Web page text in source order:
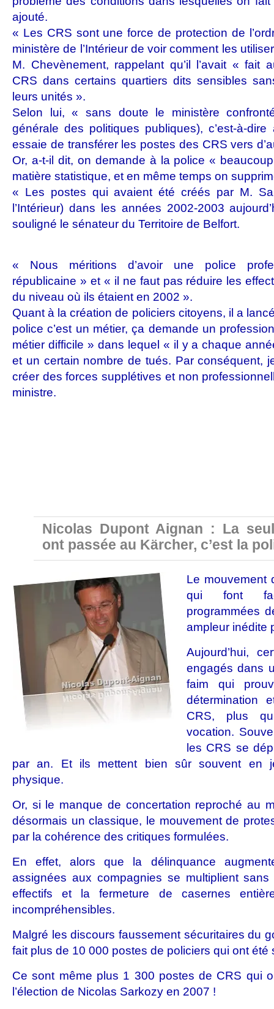
ajouté.
« Les CRS sont une force de protection de
ministère de l’Intérieur de voir comment les
M. Chevènement, rappelant qu’il l’avait « fait
CRS dans certains quartiers dits sensibles
leurs unités ».
Selon lui, « sans doute le ministère
générale des politiques publiques), c’est-à-
essaie de transférer les postes des CRS vers
Or, a-t-il dit, on demande à la police «
matière statistique, et en même temps on
« Les postes qui avaient été créés par M.
l’Intérieur) dans les années 2002-2003
souligné le sénateur du Territoire de Belfort.
« Nous méritions d’avoir une police
républicaine » et « il ne faut pas réduire les
du niveau où ils étaient en 2002 ».
Quant à la création de policiers citoyens, il a
police c’est un métier, ça demande un
métier difficile » dans lequel « il y a chaque
et un certain nombre de tués. Par conséquent,
créer des forces supplétives et non
ministre.
Nicolas Dupont Aignan : La
ont passée au Kärcher, c’est la
Le mouvement
qui font
programmées
ampleur inédite
Aujourd’hui,
engagés dans
faim qui
détermination
CRS, plus
vocation.
les CRS se
par an. Et ils mettent bien sûr souvent en
physique.
Or, si le manque de concertation reproché au
désormais un classique, le mouvement de
par la cohérence des critiques formulées.
En effet, alors que la délinquance
assignées aux compagnies se multiplient
effectifs et la fermeture de casernes
incompréhensibles.
Malgré les discours faussement sécuritaires du
fait plus de 10 000 postes de policiers qui ont
Ce sont même plus 1 300 postes de CRS qui
l’élection de Nicolas Sarkozy en 2007 !